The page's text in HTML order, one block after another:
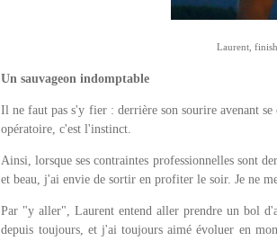
Laurent,
Un sauvageon indomptable
Il ne faut pas s'y fier : derrière son sourire avenant
opératoire, c'est l'instinct.
Ainsi, lorsque ses contraintes professionnelles sont
et beau, j'ai envie de sortir en profiter le soir. Je ne
Par "y aller", Laurent entend aller prendre un bol
depuis toujours, et j'ai toujours aimé évoluer en